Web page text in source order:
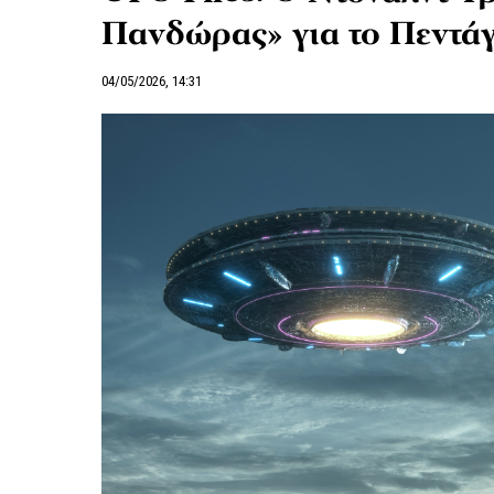
Πανδώρας» για το
04/05/2026, 14:31